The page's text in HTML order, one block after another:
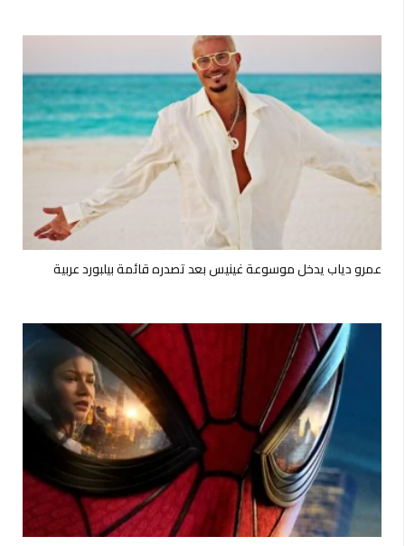
عمرو دياب يدخل موسوعة غينيس بعد تصدره قائمة بيلبورد عربية